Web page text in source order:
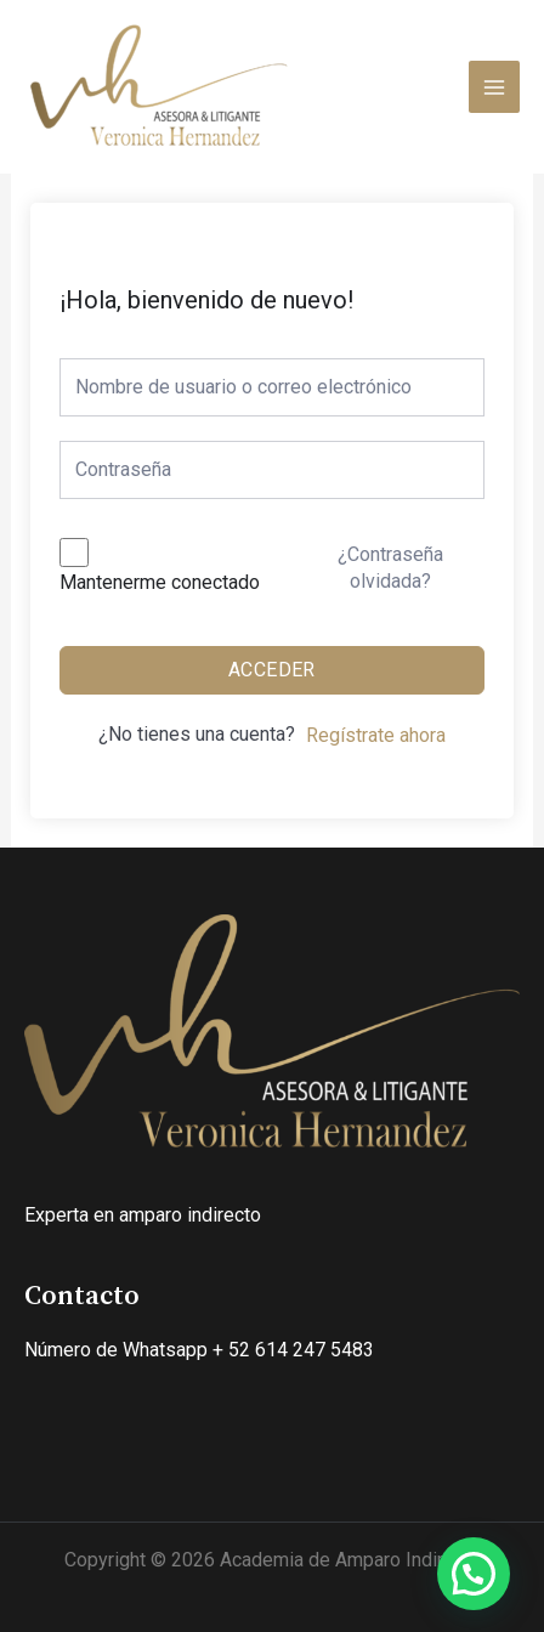
contenido
¡Hola, bienvenido de nuevo!
Mantenerme conectado
¿Contraseña
olvidada?
ACCEDER
¿No tienes una cuenta? Regístrate ahora
Experta en amparo indirecto
Contacto
Número de Whatsapp + 52 614 247 5483
Copyright © 2026 Academia de Amparo Indirecto